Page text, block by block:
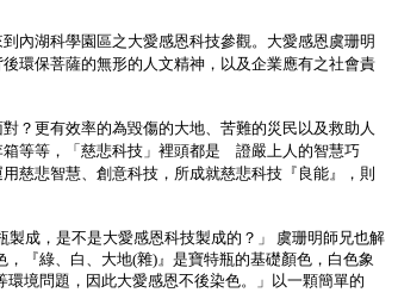
內湖科學園區之大愛感恩科技參觀。大愛感恩虞珊明
環保菩薩的無形的人文精神，以及企業應有之社會責
？更有效率的為毀傷的大地、苦難的災民以及救助人
箱等等，「慈悲科技」裡頭都是 證嚴上人的智慧巧
慈悲智慧、創意科技，所成就慈悲科技『良能』，則
成，是不是大愛感恩科技製成的？」 虞珊明師兄也解
『綠、白、大地(雜)』是寶特瓶的基礎顏色，白色象
境問題，因此大愛感恩不後染色。」以一顆簡單的